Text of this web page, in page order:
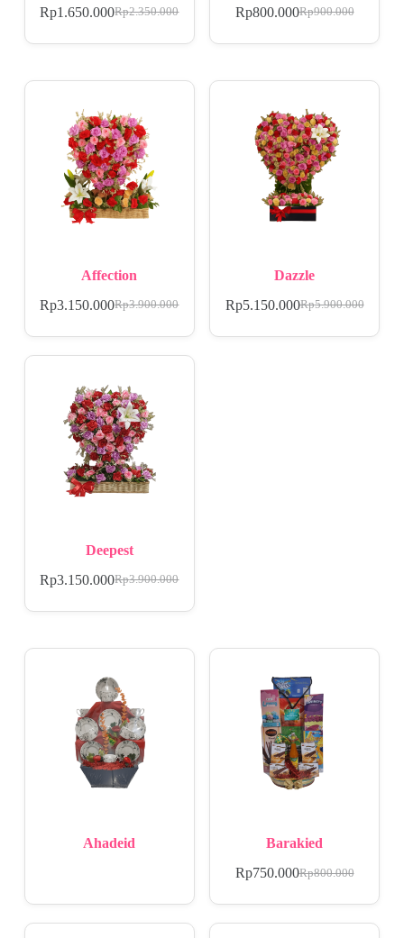
Rp2.350.000
Rp1.650.000 Rp900.000
Rp800.000
Affection
Rp3.900.000
Rp3.150.000
Dazzle
Rp5.900.000
Rp5.150.000
Deepest
Rp3.900.000
Rp3.150.000
Ahadeid Barakied
Rp800.000
Rp750.000